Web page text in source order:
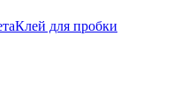
Клей для пробки